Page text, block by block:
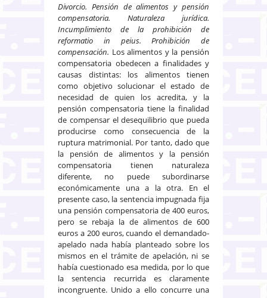
Divorcio. Pensión de alimentos y pensión
compensatoria. Naturaleza jurídica.
Incumplimiento de la prohibición de
reformatio in peius. Prohibición de
compensación. Los alimentos y la pensión
compensatoria obedecen a finalidades y
causas distintas: los alimentos tienen
como objetivo solucionar el estado de
necesidad de quien los acredita, y la
pensión compensatoria tiene la finalidad
de compensar el desequilibrio que pueda
producirse como consecuencia de la
ruptura matrimonial. Por tanto, dado que
la pensión de alimentos y la pensión
compensatoria tienen naturaleza
diferente, no puede subordinarse
económicamente una a la otra. En el
presente caso, la sentencia impugnada fija
una pensión compensatoria de 400 euros,
pero se rebaja la de alimentos de 600
euros a 200 euros, cuando el demandado-
apelado nada había planteado sobre los
mismos en el trámite de apelación, ni se
había cuestionado esa medida, por lo que
la sentencia recurrida es claramente
incongruente. Unido a ello concurre una